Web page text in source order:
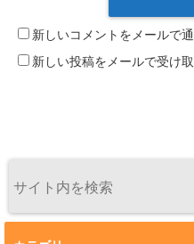
新しいコメントをメールで
新しい投稿をメールで受け